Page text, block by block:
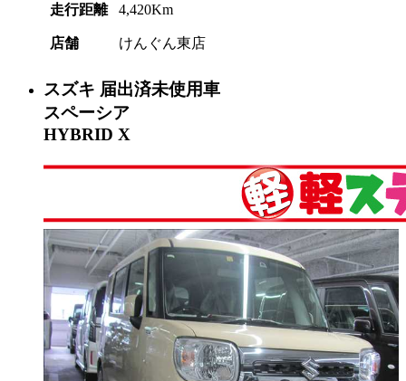
走行距離 4,420Km
店舗 けんぐん東店
スズキ 届出済未使用車
スペーシア
HYBRID X